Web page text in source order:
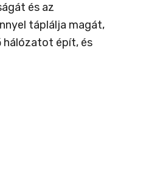
és az
táplálja magát,
hálózatot épít, és